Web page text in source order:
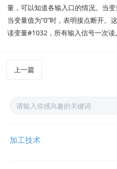
量，可以知道各输入口的情况。当变
当变量值为“0”时，表明接点断开。
读变量#1032 ，所有输入信号一次读
上一篇
加工技术